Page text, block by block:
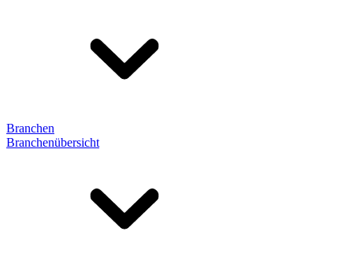
Branchen
Branchenübersicht